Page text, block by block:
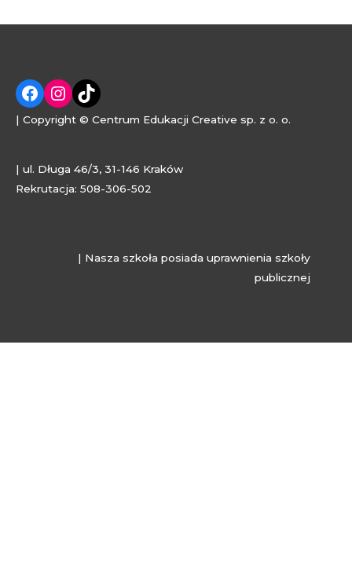
| Copyright © Centrum Edukacji Creative sp. z o. o.
| ul. Długa 46/3, 31-146 Kraków
Rekrutacja: 508-306-502
| Nasza szkoła posiada uprawnienia szkoły
publicznej